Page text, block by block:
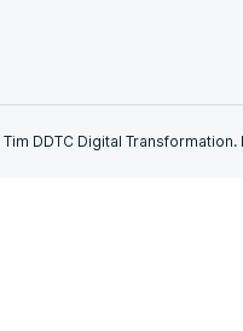
Tim DDTC Digital